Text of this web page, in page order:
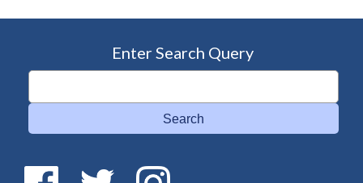
Enter Search Query
Search